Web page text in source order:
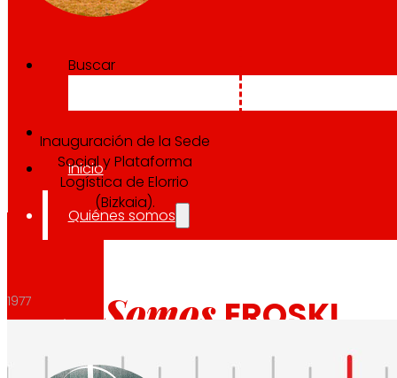
Buscar
Inicio
Quiénes somos
Somos EROSKI
Inauguración de la Sede
Social y Plataforma
Logística de Elorrio
(Bizkaia).
1977